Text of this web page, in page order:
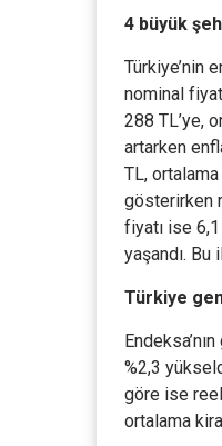
4 büyük
Türkiye’nin
nominal
288 TL’ye,
artarken
TL,
gösterirken
fiyatı ise
yaşandı.
Türkiye
%2,3
göre ise
ortalama